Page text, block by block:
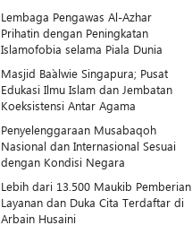
Lembaga Pengawas Al-Azhar
Prihatin dengan Peningkatan
Islamofobia selama Piala Dunia
Masjid Ba`alwie Singapura; Pusat
Edukasi Ilmu Islam dan Jembatan
Koeksistensi Antar Agama
Penyelenggaraan Musabaqoh
Nasional dan Internasional Sesuai
dengan Kondisi Negara
Lebih dari 13.500 Maukib Pemberian
Layanan dan Duka Cita Terdaftar di
Arbain Husaini